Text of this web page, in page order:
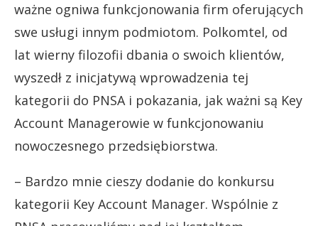
ważne ogniwa funkcjonowania firm oferujących
swe usługi innym podmiotom. Polkomtel, od
lat wierny filozofii dbania o swoich klientów,
wyszedł z inicjatywą wprowadzenia tej
kategorii do PNSA i pokazania, jak ważni są Key
Account Managerowie w funkcjonowaniu
nowoczesnego przedsiębiorstwa.
– Bardzo mnie cieszy dodanie do konkursu
kategorii Key Account Manager. Wspólnie z